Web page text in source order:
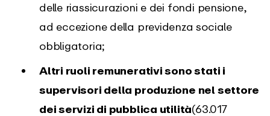
delle riassicurazioni e dei fondi pensione,
ad eccezione della previdenza sociale
obbligatoria;
Altri ruoli remunerativi sono stati i
supervisori della produzione nel settore
dei servizi di pubblica utilità(63.017